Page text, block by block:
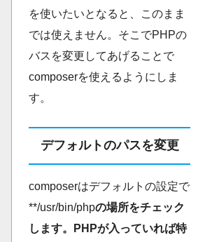
を使いたいとなると、このまま
では使えません。そこでPHPの
バスを変更してあげることで
composerを使えるようにしま
す。
デフォルトのパスを変更
composerはデフォルトの設定で
**/usr/bin/phpの場所をチェック
します。PHPが入っていれば特